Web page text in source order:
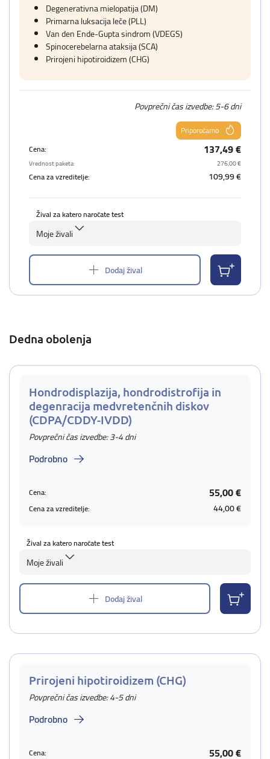
Degenerativna mielopatija (DM)
Primarna luksacija leče (PLL)
Van den Ende-Gupta sindrom (VDEGS)
Spinocerebelarna ataksija (SCA)
Prirojeni hipotiroidizem (CHG)
Povprečni čas izvedbe: 5-6 dni
Priporočamo
Cena:
137,49 €
Vrednost paketa: 276,00 €
Cena za vzreditelje: 109,99 €
Žival za katero naročate test
Moje živali
Dodaj žival
Dedna obolenja
Hondrodisplazija, hondrodistrofija in
degenracija medvretenčnih diskov
(CDPA/CDDY-IVDD)
Povprečni čas izvedbe: 3-4 dni
Podrobno
Cena: 55,00 €
Cena za vzreditelje: 44,00 €
Žival za katero naročate test
Moje živali
Dodaj žival
Prirojeni hipotiroidizem (CHG)
Povprečni čas izvedbe: 4-5 dni
Podrobno
Cena: 55,00 €